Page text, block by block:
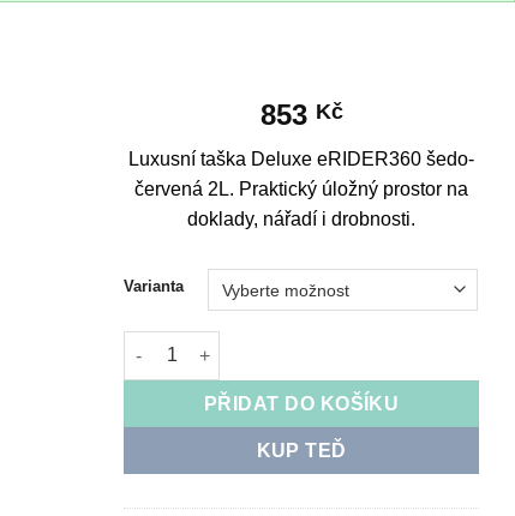
853 Kč
Luxusní taška Deluxe eRIDER360 šedo-
červená 2L. Praktický úložný prostor na
doklady, nářadí i drobnosti.
Varianta
Deluxe eRIDER360 Bag Grey-Red 2L množství
PŘIDAT DO KOŠÍKU
KUP TEĎ